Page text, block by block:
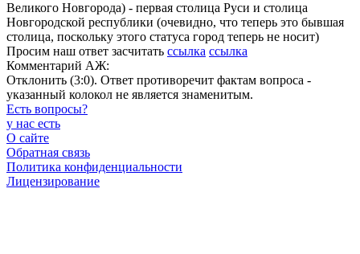
Великого Новгорода) - первая столица Руси и столица
Новгородской республики (очевидно, что теперь это бывшая
столица, поскольку этого статуса город теперь не носит)
Просим наш ответ засчитать ссылка ссылка
Комментарий АЖ:
Отклонить (3:0). Ответ противоречит фактам вопроса -
указанный колокол не является знаменитым.
Есть вопросы?
у нас есть
О сайте
Обратная связь
Политика конфиденциальности
Лицензирование